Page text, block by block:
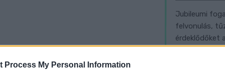
Process My Personal Information
Jubileumi
felvonulás,
érdeklődőket